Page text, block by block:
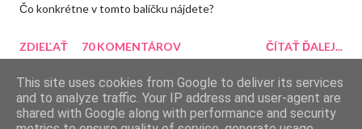
Čo konkrétne v tomto balíčku nájdete?
ZDIEĽAŤ 70 KOMENTÁROV ČÍTAŤ ĎALEJ...
This site uses cookies from Google to deliver its services
and to analyze traffic. Your IP address and user-agent are
shared with Google along with performance and security